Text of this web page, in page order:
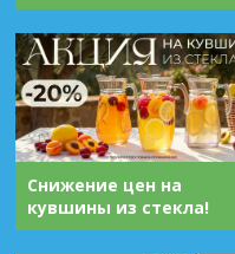
Снижение цен на
кувшины из стекла!